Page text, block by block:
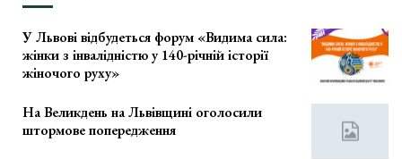
У Львові відбудеться форум «Видима сила:
жінки з інвалідністю у 140-річній історії
жіночого руху»
На Великдень на Львівщині оголосили
штормове попередження